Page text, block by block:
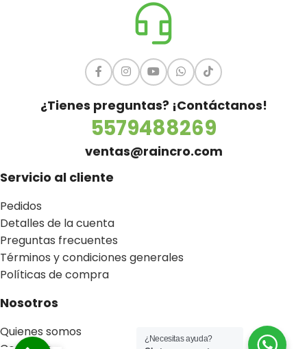
¿Tienes preguntas? ¡Contáctanos!
5579488269
ventas@raincro.com
Servicio al cliente
Pedidos
Detalles de la cuenta
Preguntas frecuentes
Términos y condiciones generales
Políticas de compra
Nosotros
Quienes somos
¿Necesitas ayuda?